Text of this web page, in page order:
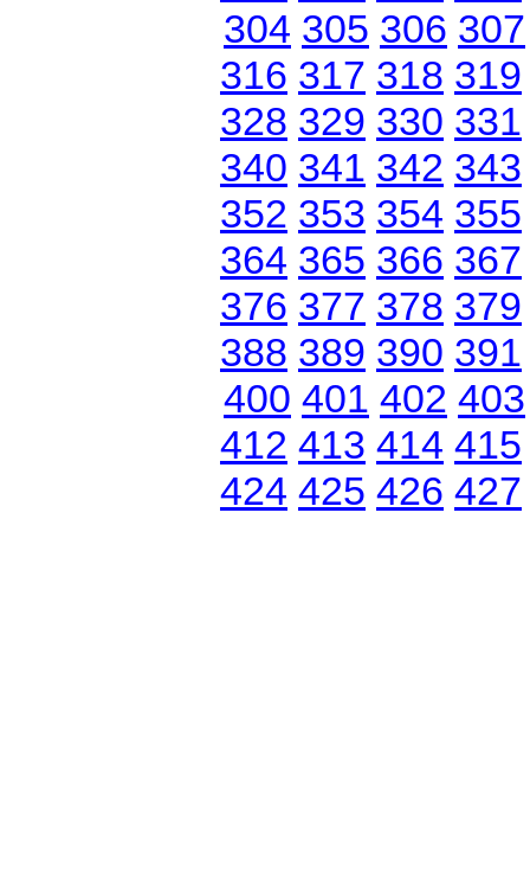
304 305 306 307
316 317 318 319
328 329 330 331
340 341 342 343
352 353 354 355
364 365 366 367
376 377 378 379
388 389 390 391
400 401 402 403
412 413 414 415
424 425 426 427